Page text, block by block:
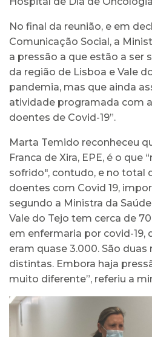
No final da reunião, e em
Comunicação Social, a
a pressão a que estão a ser
da região de Lisboa e Vale
pandemia, mas que ainda
atividade programada com
doentes de Covid-19”.
Marta Temido reconheceu
Franca de Xira, EPE, é o que
sofrido", contudo, e no total
doentes com Covid 19,
segundo a Ministra da
Vale do Tejo tem cerca de
em enfermaria por covid-19,
eram quase 3.000. São
distintas. Embora haja
muito diferente”, referiu a